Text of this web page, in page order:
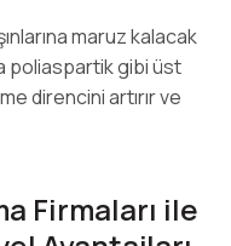
maruz kalacak
poliaspartik gibi üst
direncini artırır ve
Firmaları ile